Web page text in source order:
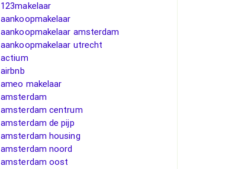
123makelaar
aankoopmakelaar
aankoopmakelaar amsterdam
aankoopmakelaar utrecht
actium
airbnb
ameo makelaar
amsterdam
amsterdam centrum
amsterdam de pijp
amsterdam housing
amsterdam noord
amsterdam oost